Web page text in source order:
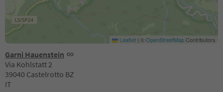
Garni Hauenstein
Via Kohlstatt 2
39040 Castelrotto BZ
IT
Leaflet | ©OpenStreetMapContributors